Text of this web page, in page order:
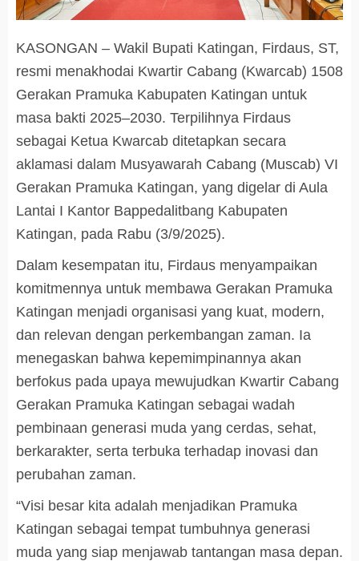
KASONGAN – Wakil Bupati Katingan, Firdaus, ST,
resmi menakhodai Kwartir Cabang (Kwarcab) 1508
Gerakan Pramuka Kabupaten Katingan untuk
masa bakti 2025–2030. Terpilihnya Firdaus
sebagai Ketua Kwarcab ditetapkan secara
aklamasi dalam Musyawarah Cabang (Muscab) VI
Gerakan Pramuka Katingan, yang digelar di Aula
Lantai I Kantor Bappedalitbang Kabupaten
Katingan, pada Rabu (3/9/2025).
Dalam kesempatan itu, Firdaus menyampaikan
komitmennya untuk membawa Gerakan Pramuka
Katingan menjadi organisasi yang kuat, modern,
dan relevan dengan perkembangan zaman. Ia
menegaskan bahwa kepemimpinannya akan
berfokus pada upaya mewujudkan Kwartir Cabang
Gerakan Pramuka Katingan sebagai wadah
pembinaan generasi muda yang cerdas, sehat,
berkarakter, serta terbuka terhadap inovasi dan
perubahan zaman.
“Visi besar kita adalah menjadikan Pramuka
Katingan sebagai tempat tumbuhnya generasi
muda yang siap menjawab tantangan masa depan.